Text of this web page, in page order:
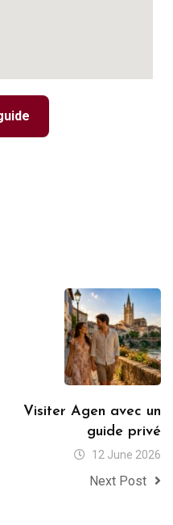
Visiter Agen avec un
guide privé
12 June 2026
Next Post